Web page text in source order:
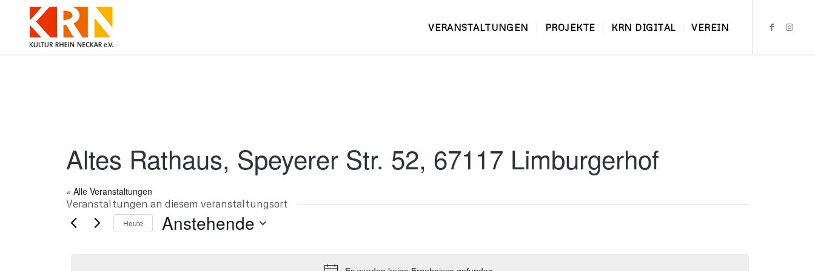
VERANSTALTUNGEN PROJEKTE KRN DIGITAL VEREIN
Altes Rathaus, Speyerer Str. 52, 67117 Limburgerhof
« Alle Veranstaltungen
Veranstaltungen an diesem veranstaltungsort
Heute Anstehende